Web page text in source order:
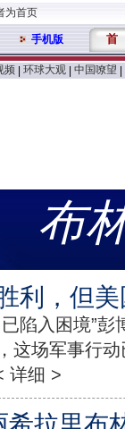
为首页
手机版 首
频 环球大观 中国嘹望
布
利，但
陷入困境”彭
这场军事行
详细 >